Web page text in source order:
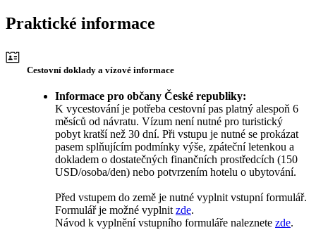
Praktické informace
Cestovní doklady a vízové informace
Informace pro občany České republiky:
K vycestování je potřeba cestovní pas platný alespoň 6
měsíců od návratu. Vízum není nutné pro turistický
pobyt kratší než 30 dní. Při vstupu je nutné se prokázat
pasem splňujícím podmínky výše, zpáteční letenkou a
dokladem o dostatečných finančních prostředcích (150
USD/osoba/den) nebo potvrzením hotelu o ubytování.
Před vstupem do země je nutné vyplnit vstupní formulář.
Formulář je možné vyplnit zde.
Návod k vyplnění vstupního formuláře naleznete zde.